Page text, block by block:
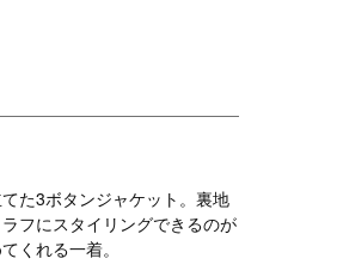
た3ボタンジャケット。裏地
フにスタイリングできるのが
くれる一着。